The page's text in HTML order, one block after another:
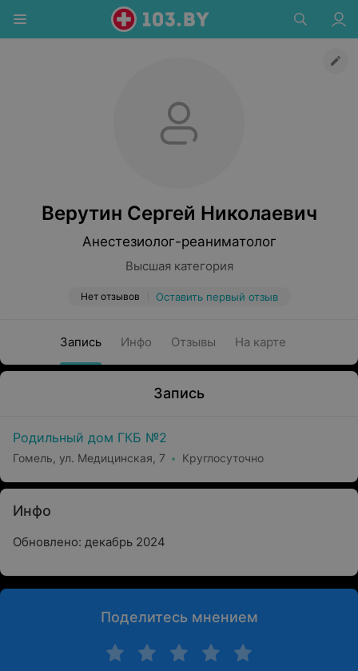
Верутин Сергей Николаевич
Анестезиолог-реаниматолог
Высшая категория
Нет отзывов Оставить первый отзыв
Запись Инфо Отзывы На карте
Запись
Родильный дом ГКБ №2
Гомель, ул. Медицинская, 7 Круглосуточно
Инфо
Обновлено: декабрь 2024
Поделитесь мнением